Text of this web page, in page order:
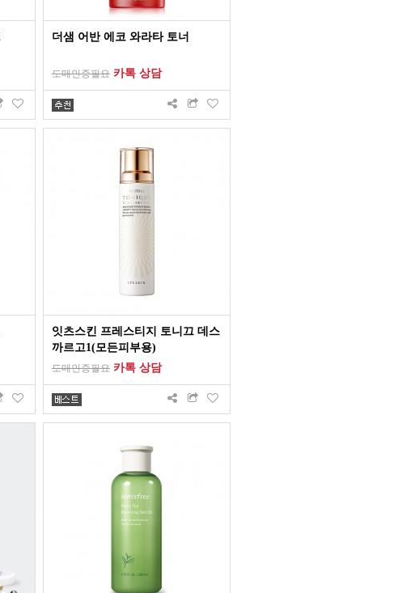
더샘 어반 에코 와라타 토너
도매인증필요 카톡 상담
잇츠스킨 프레스티지 토니끄 데스
까르고1(모든피부용)
도매인증필요 카톡 상담